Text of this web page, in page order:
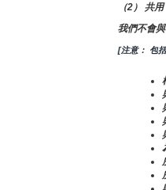
（2） 共用
我們不會
[注意： 包